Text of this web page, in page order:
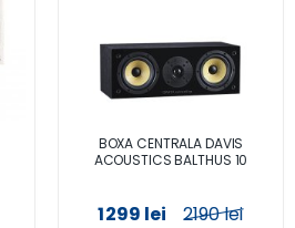
BOXA CENTRALA DAVIS
ACOUSTICS BALTHUS 10
1299 lei 2190 lei